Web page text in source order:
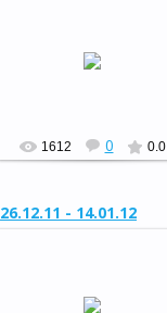
«Сохраним живую ель»
1612 0 0.0
26.12.11 - 14.01.12
«Сохраним живую ель»